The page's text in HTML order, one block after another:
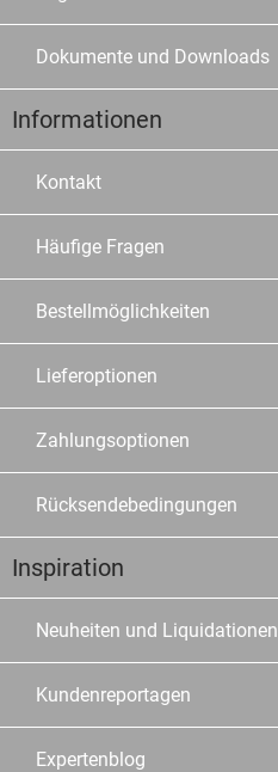
Dokumente und Downloads
Informationen
Kontakt
Häufige Fragen
Bestellmöglichkeiten
Lieferoptionen
Zahlungsoptionen
Rücksendebedingungen
Inspiration
Neuheiten und Liquidationen
Kundenreportagen
Expertenblog